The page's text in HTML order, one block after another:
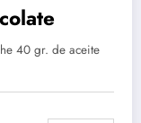
40 gr. de aceite